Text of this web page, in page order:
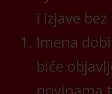
i izjave
Imena
biće